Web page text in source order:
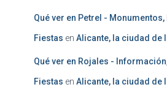
Qué ver en Petrel -
Fiestas en Alicante, la ciudad de
Qué ver en Rojales -
Fiestas en Alicante, la ciudad de